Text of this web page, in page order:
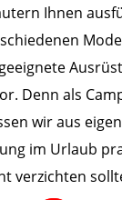
Ihnen
Denn als
wir aus
im Urlaub
verzichten